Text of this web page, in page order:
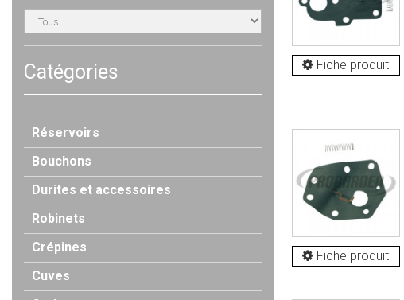
Catégories
Réservoirs
Bouchons
Durites et accessoires
Robinets
Crépines
Cuves
Fiche produit
Fiche produit